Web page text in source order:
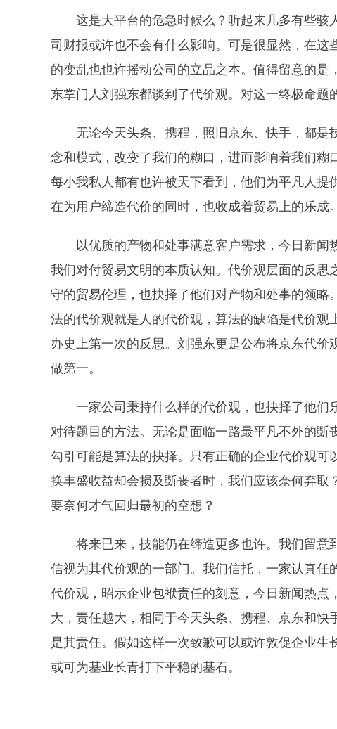
这是大平台的危急时候么？听起来几多有些骇
司财报或许也不会有什么影响。可是很显然，在
的变乱也也许摇动公司的立品之本。值得留意的
东掌门人刘强东都谈到了代价观。对这一终极命题
无论今天头条、携程，照旧京东、快手，都是
念和模式，改变了我们的糊口，进而影响着我们
每小我私人都有也许被天下看到，他们为平凡人提
在为用户缔造代价的同时，也收成着贸易上的乐成。
以优质的产物和处事满意客户需求，今日新闻
我们对付贸易文明的本质认知。代价观层面的反
守的贸易伦理，也抉择了他们对产物和处事的领
法的代价观就是人的代价观，算法的缺陷是代价
办史上第一次的反思。刘强东更是公布将京东代价
做第一。
一家公司秉持什么样的代价观，也抉择了他们
对待题目的方法。无论是面临一路最平凡不外的
勾引可能是算法的抉择。只有正确的企业代价观可
换丰盛收益却会损及斲丧者时，我们应该奈何弃
要奈何才气回归最初的空想？
将来已来，技能仍在缔造更多也许。我们留意
信视为其代价观的一部门。我们信托，一家认真
代价观，昭示企业包袱责任的刻意，今日新闻热
大，责任越大，相同于今天头条、携程、京东和
是其责任。假如这样一次致歉可以或许敦促企业生
或可为基业长青打下平稳的基石。